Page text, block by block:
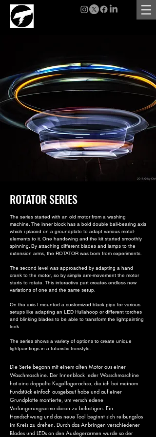
ROTATOR SERIES
The series started with an old motor from a washing
machine. The inner block has a bold double ball-bearing axis
which i placed on a groundplate to adapt various metal-
elements to it. One handswing and the kit started smoothly
spinning. By attaching different blades and lamps to the
extension arms, the ROTATOR was born from experiments.
The second level was approached by adapting a hand
crank to the motor, so by simple arm-movement the motor
starts to rotate. This interactive part creates endless new
variations of one and the same setup.
On the axis I mounted a customized black pipe for various
setups like adapting an LED Hullahoop or different torches
and blinking blades to be able to transform the lightpainting
look.
The series shows a variety of options to create unique
lightpaintings in a futuristic tronstyle.
Die Serie begann mit einem alten Motor aus einer
Waschmaschine. Der Innenblock jeder Wasschmaschine
hat eine doppelte Kugellagerachse, die ich bei meinem
Fundstück einfach ausgebaut habe und auf einer
Grundplatte montierte, um verschiedene
Verlängerungsarme daran zu befestigen. Ein
Handschwung und das neue Tool beginnt sich reibungslos
im Kreis zu drehen. Durch das Anbringen verschiedener
Blades und LEDs an den Auslegerarmen wurde so der